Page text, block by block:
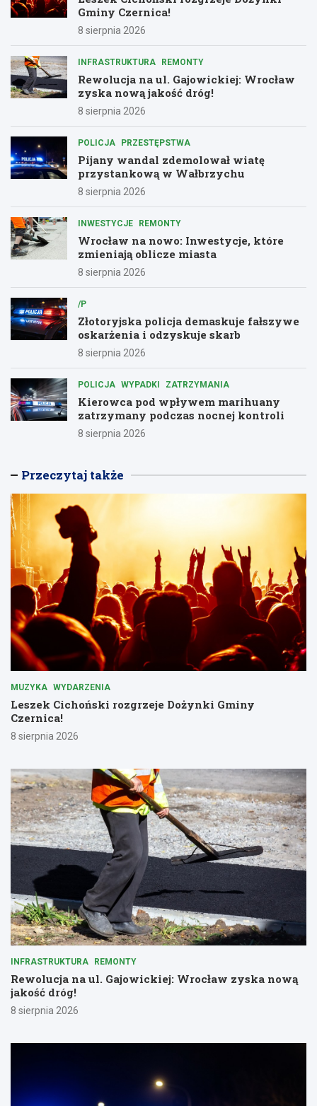
Gminy Czernica!
8 sierpnia 2026
INFRASTRUKTURA REMONTY
Rewolucja na ul. Gajowickiej: Wrocław
zyska nową jakość dróg!
8 sierpnia 2026
POLICJA PRZESTĘPSTWA
Pijany wandal zdemolował wiatę
przystankową w Wałbrzychu
8 sierpnia 2026
INWESTYCJE REMONTY
Wrocław na nowo: Inwestycje, które
zmieniają oblicze miasta
8 sierpnia 2026
/P
Złotoryjska policja demaskuje fałszywe
oskarżenia i odzyskuje skarb
8 sierpnia 2026
POLICJA WYPADKI ZATRZYMANIA
Kierowca pod wpływem marihuany
zatrzymany podczas nocnej kontroli
8 sierpnia 2026
Przeczytaj także
MUZYKA WYDARZENIA
Leszek Cichoński rozgrzeje Dożynki Gminy
Czernica!
8 sierpnia 2026
INFRASTRUKTURA REMONTY
Rewolucja na ul. Gajowickiej: Wrocław zyska nową
jakość dróg!
8 sierpnia 2026